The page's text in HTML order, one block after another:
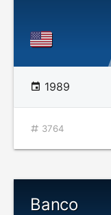
1989
3764
Banco